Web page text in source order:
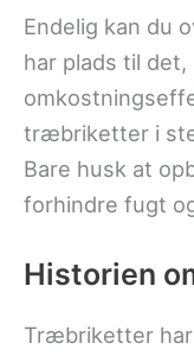
Endelig kan du
har plads til
træbriketter i
Bare husk at
forhindre fugt
Historien
Træbriketter